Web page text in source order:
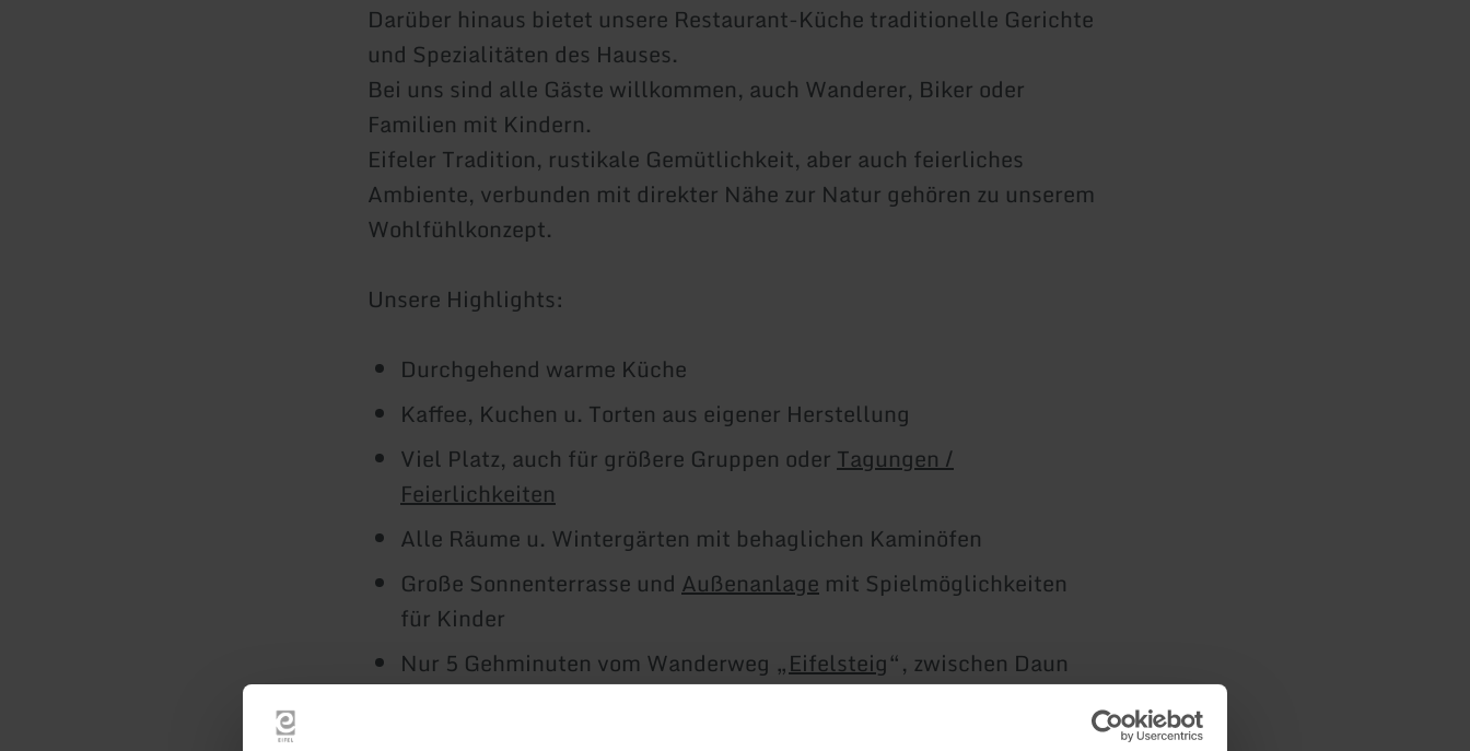
Darüber hinaus bietet unsere Restaurant-Küche traditionelle Gerichte
und Spezialitäten des Hauses.
Bei uns sind alle Gäste willkommen, auch Wanderer, Biker oder
Familien mit Kindern.
Eifeler Tradition, rustikale Gemütlichkeit, aber auch feierliches
Ambiente, verbunden mit direkter Nähe zur Natur gehören zu unserem
Wohlfühlkonzept.
Unsere Highlights:
Durchgehend warme Küche
Kaffee, Kuchen u. Torten aus eigener Herstellung
Viel Platz, auch für größere Gruppen oderTagungen /
Feierlichkeiten
Alle Räume u. Wintergärten mit behaglichen Kaminöfen
Große Sonnenterrasse und Außenanlage mit Spielmöglichkeiten
für Kinder
Nur 5 Gehminuten vom Wanderweg „Eifelsteig“, zwischen Daun